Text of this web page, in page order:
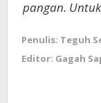
pangan.
Penulis: Teguh
Editor: Gagah